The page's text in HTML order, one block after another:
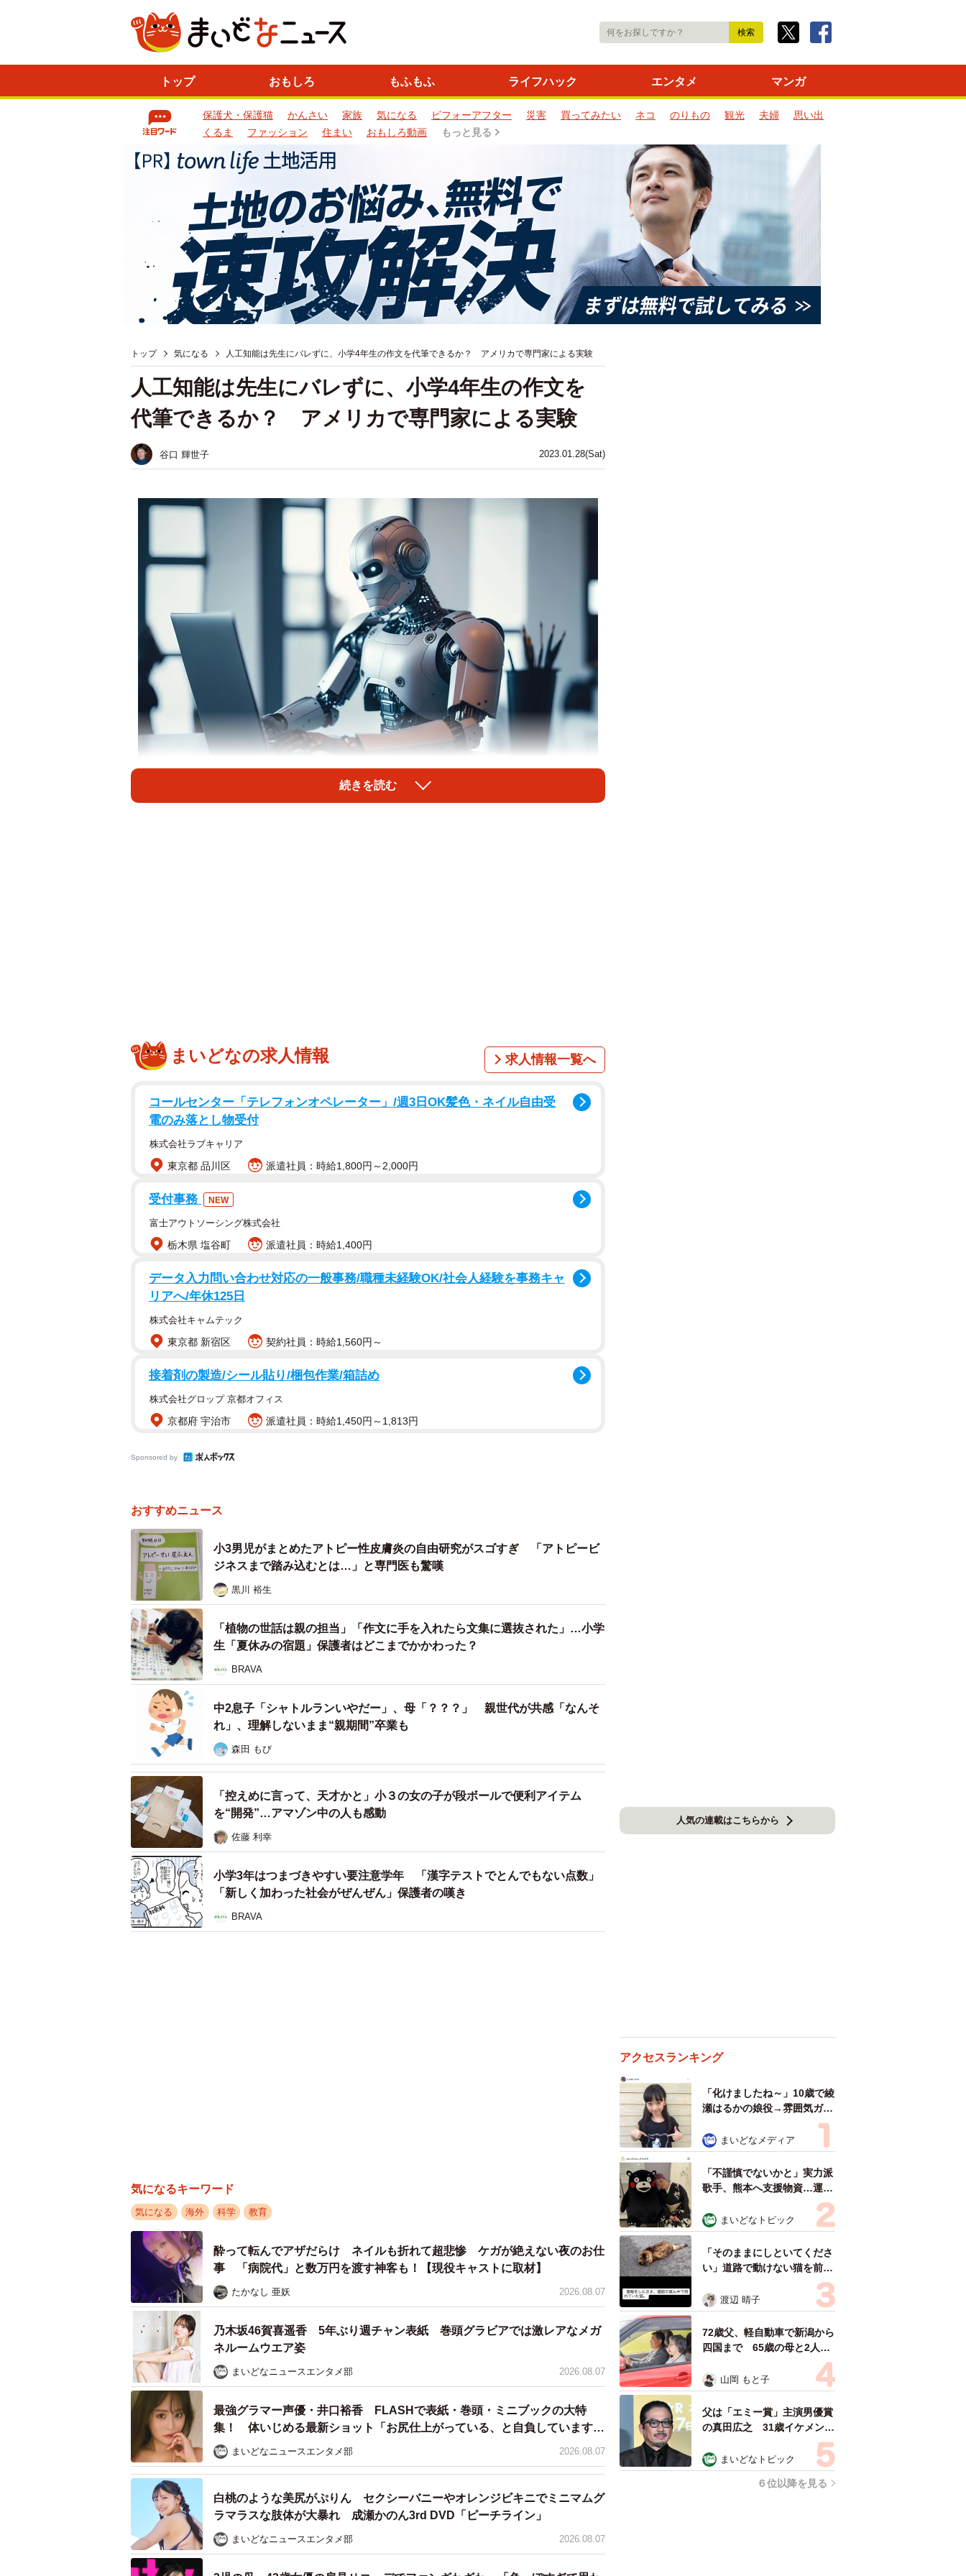
トップ おもしろ もふもふ ライフハック エンタメ マンガ
保護犬・保護猫 かんさい 家族 気になる ビフォーアフター 災害 買ってみたい ネコ のりもの 観光 夫婦
思い出
くるま
ファッション 住まい おもしろ動画 もっと見る
トップ 気になる 人工知能は先生にバレずに、小学4年生の作文を代筆できるか？ アメリカで専門家による実験
2023.01.28(Sat)
人工知能は先生にバレずに、小学4年生の作文を
代筆できるか？ アメリカで専門家による実験
谷口 輝世子
作成するだけではなく、小中学生らの年齢相応の作文も書くこともできる。先生方は、これ
昨年12月26日付のニューヨーク・タイムズ電子版がユニークな実験結果を発表した。
小学4年生のテストに使われている作文のテーマをチャットGPTに与えた。「あなたにと
って、学校の昼休みがどのようなものであるかを説明してください。あなたといっしょに昼
食を食べたことのない人にも、どこで昼食をとるのか、昼休みはどんな感じなのかがわかる
チャットGPTが生成した小学4年生の読解力にもとづいた作文と、実際に小学4年生が同
じテーマで書いた作文とをまぜて、児童文学や大学教授ら4人の専門家に、どれがAIか、ど
実際に子どもが書いた作文は「私はブレース（筆者注：歯列矯正器具）をしているので、
食べ終わったら、トイレに行って歯を磨く」と表現したり、昼食時間を見守る保護者のボラ
ンティアを「ランチママ」と表現したりと、普段の生活の言葉がそのまま書かれていること
また、子どもの書いた作文は、書き言葉と話し言葉の使い分けが未熟なため、and やコン
子どもの心や生活によく理解している専門家の経験と感性のすばらしさといえる。
もしかしたら、and やコンマの多用や、スペリングミスを含むように指示すれば、見分け
にくかったかもしれない。ちなみに、同じ専門家に、AIとリアルな生徒による中学2年生の
作文を読んでもらうという実験では、より細かい指示をAIに与えたこともあり、小学4年生
の作文よりも見分けるのが難しかったそうだ。
続きを読む
まいどなの求人情報 求人情報一覧へ
コールセンター「テレフォンオペレーター」/週3日OK髪色・ネイル自由受
電のみ落とし物受付
株式会社ラブキャリア
東京都 品川区 派遣社員：時給1,800円～2,000円
受付事務 NEW
富士アウトソーシング株式会社
栃木県 塩谷町 派遣社員：時給1,400円
データ入力問い合わせ対応の一般事務/職種未経験OK/社会人経験を事務キャ
リアへ/年休125日
株式会社キャムテック
東京都 新宿区 契約社員：時給1,560円～
接着剤の製造/シール貼り/梱包作業/箱詰め
株式会社グロップ 京都オフィス
京都府 宇治市 派遣社員：時給1,450円～1,813円
Sponsored by
おすすめニュース
小3男児がまとめたアトピー性皮膚炎の自由研究がスゴすぎ 「アトピービ
ジネスまで踏み込むとは…」と専門医も驚嘆
黒川 裕生
「植物の世話は親の担当」「作文に手を入れたら文集に選抜された」…小学
生「夏休みの宿題」保護者はどこまでかかわった？
BRAVA
中2息子「シャトルランいやだー」、母「？？？」 親世代が共感「なんそ
れ」、理解しないまま“親期間”卒業も
森田 もび
「控えめに言って、天才かと」小３の女の子が段ボールで便利アイテム
を“開発”…アマゾン中の人も感動
佐藤 利幸
小学3年はつまづきやすい要注意学年 「漢字テストでとんでもない点数」
「新しく加わった社会がぜんぜん」保護者の嘆き
BRAVA
気になるキーワード
気になる 海外 科学 教育
酔って転んでアザだらけ ネイルも折れて超悲惨 ケガが絶えない夜のお仕
事 「病院代」と数万円を渡す神客も！【現役キャストに取材】
たかなし 亜妖 2026.08.07
乃木坂46賀喜遥香 5年ぶり週チャン表紙 巻頭グラビアでは激レアなメガ
ネルームウエア姿
まいどなニュースエンタメ部 2026.08.07
最強グラマー声優・井口裕香 FLASHで表紙・巻頭・ミニブックの大特
集！ 体いじめる最新ショット「お尻仕上がっている、と自負しています」
「いくつになっても理想の身体でいたい」
まいどなニュースエンタメ部 2026.08.07
白桃のような美尻がぷりん セクシーバニーやオレンジビキニでミニマムグ
ラマラスな肢体が大暴れ 成瀬かのん3rd DVD「ピーチライン」
まいどなニュースエンタメ部 2026.08.07
人気の連載はこちらから
アクセスランキング
「化けましたね～」10歳で綾
瀬はるかの娘役→雰囲気ガラ
リの18歳に成長 「メイクで
雰囲気が」「宝塚に入れそ
う」
まいどなメディア
「不謹慎でないかと」実力派
歌手、熊本へ支援物資…運搬
トラックの車体デザインにた
めらい 「痛いほど伝わる」
「行動され立派」
まいどなトピック
「そのままにしといてくださ
い」道路で動けない猫を前に
返された一言… 懸命に生き
ようとした4日間 「命の重
さはみんな同じ」保護団体代
表の訴え
渡辺 晴子
72歳父、軽自動車で新潟から
四国まで 65歳の母と2人で
3泊4日の旅 パーキングの休
憩まで分刻み… 「大学生で
も組まねえよ！」
山岡 もと子
父は「エミー賞」主演男優賞
の真田広之 31歳イケメン俳
優が長髪ヒゲのワイルド近影
「ガチヒロさんそっくり」
「新たな一面もステキ」
まいどなトピック
６位以降を見る